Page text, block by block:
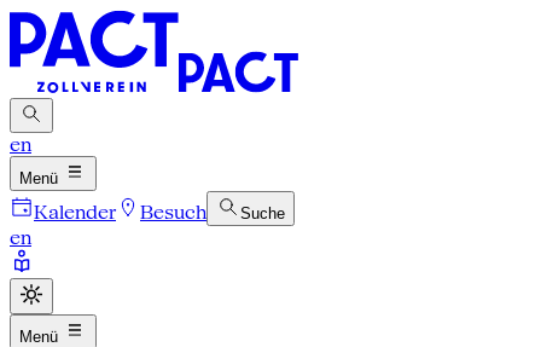
en
Menü
Kalender Besuch Suche
en
Menü